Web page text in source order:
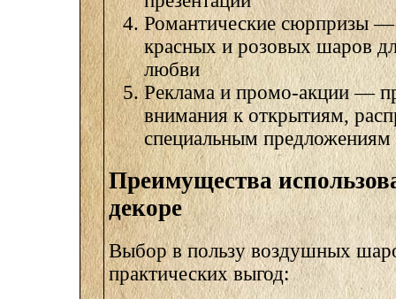
Романтические сюрпризы
красных и розовых шаров
любви
Реклама и промо-акции —
внимания к открытиям,
специальным предложениям
Преимущества
декоре
Выбор в пользу воздушных
практических выгод: